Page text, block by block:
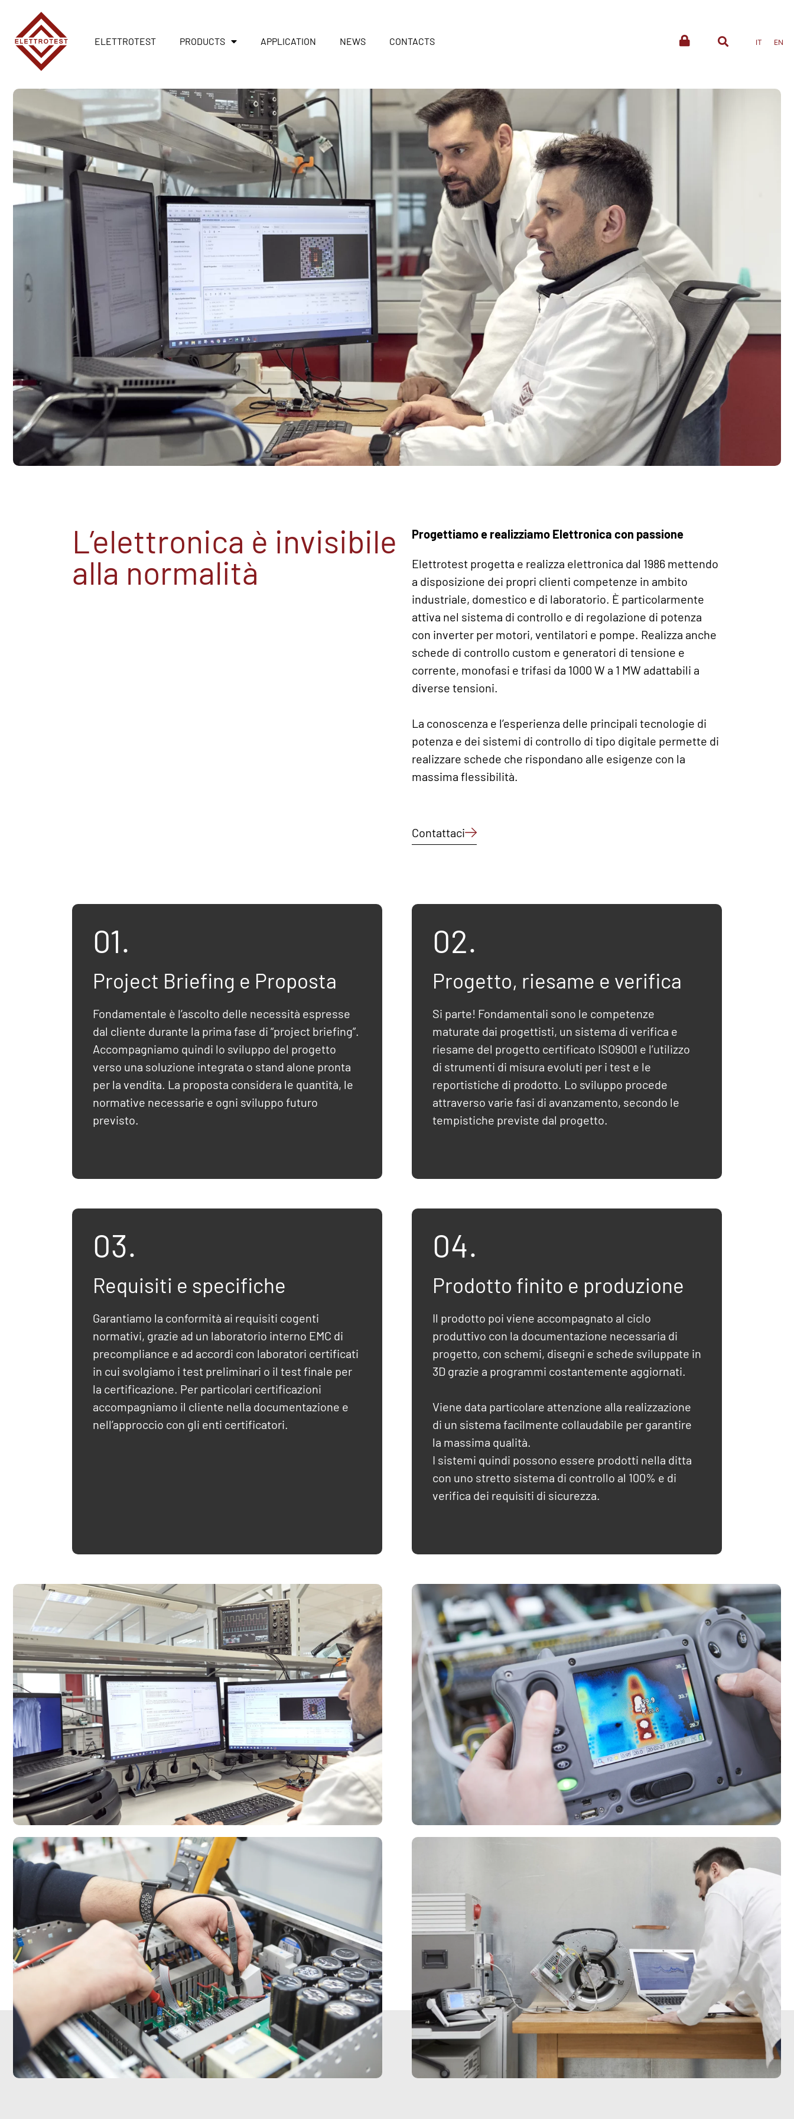
ELETTROTEST PRODUCTS APPLICATION NEWS CONTACTS IT EN
L’elettronica è invisibile
alla normalità
Progettiamo e realizziamo Elettronica con passione
Elettrotest progetta e realizza elettronica dal 1986 mettendo
a disposizione dei propri clienti competenze in ambito
industriale, domestico e di laboratorio. È particolarmente
attiva nel sistema di controllo e di regolazione di potenza
con inverter per motori, ventilatori e pompe. Realizza anche
schede di controllo custom e generatori di tensione e
corrente, monofasi e trifasi da 1000 W a 1 MW adattabili a
diverse tensioni.
La conoscenza e l’esperienza delle principali tecnologie di
potenza e dei sistemi di controllo di tipo digitale permette di
realizzare schede che rispondano alle esigenze con la
massima flessibilità.
Contattaci
01.
Project Briefing e Proposta
Fondamentale è l’ascolto delle necessità espresse
dal cliente durante la prima fase di “project briefing”.
Accompagniamo quindi lo sviluppo del progetto
verso una soluzione integrata o stand alone pronta
per la vendita. La proposta considera le quantità, le
normative necessarie e ogni sviluppo futuro
previsto.
02.
Progetto, riesame e verifica
Si parte! Fondamentali sono le competenze
maturate dai progettisti, un sistema di verifica e
riesame del progetto certificato ISO9001 e l’utilizzo
di strumenti di misura evoluti per i test e le
reportistiche di prodotto. Lo sviluppo procede
attraverso varie fasi di avanzamento, secondo le
tempistiche previste dal progetto.
03.
Requisiti e specifiche
Garantiamo la conformità ai requisiti cogenti
normativi, grazie ad un laboratorio interno EMC di
precompliance e ad accordi con laboratori certificati
in cui svolgiamo i test preliminari o il test finale per
la certificazione. Per particolari certificazioni
accompagniamo il cliente nella documentazione e
nell’approccio con gli enti certificatori.
04.
Prodotto finito e produzione
Il prodotto poi viene accompagnato al ciclo
produttivo con la documentazione necessaria di
progetto, con schemi, disegni e schede sviluppate in
3D grazie a programmi costantemente aggiornati.
Viene data particolare attenzione alla realizzazione
di un sistema facilmente collaudabile per garantire
la massima qualità.
I sistemi quindi possono essere prodotti nella ditta
con uno stretto sistema di controllo al 100% e di
verifica dei requisiti di sicurezza.